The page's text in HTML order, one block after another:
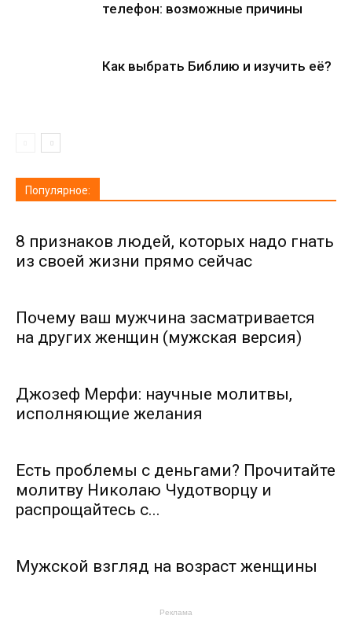
телефон: возможные причины
Как выбрать Библию и изучить её?
Популярное:
8 признаков людей, которых надо гнать
из своей жизни прямо сейчас
Почему ваш мужчина засматривается
на других женщин (мужская версия)
Джозеф Мерфи: научные молитвы,
исполняющие желания
Есть проблемы с деньгами? Прочитайте
молитву Николаю Чудотворцу и
распрощайтесь с...
Мужской взгляд на возраст женщины
Реклама